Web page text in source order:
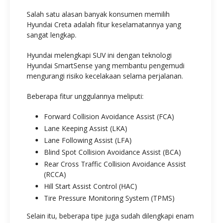
Salah satu alasan banyak konsumen memilih
Hyundai Creta adalah fitur keselamatannya yang
sangat lengkap.
Hyundai melengkapi SUV ini dengan teknologi
Hyundai SmartSense yang membantu pengemudi
mengurangi risiko kecelakaan selama perjalanan.
Beberapa fitur unggulannya meliputi:
Forward Collision Avoidance Assist (FCA)
Lane Keeping Assist (LKA)
Lane Following Assist (LFA)
Blind Spot Collision Avoidance Assist (BCA)
Rear Cross Traffic Collision Avoidance Assist
(RCCA)
Hill Start Assist Control (HAC)
Tire Pressure Monitoring System (TPMS)
Selain itu, beberapa tipe juga sudah dilengkapi enam